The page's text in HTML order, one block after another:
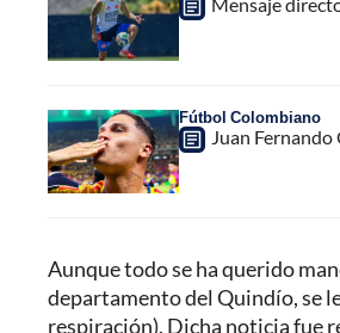
Fútbol Colombiano
Juan
Aunque todo se ha querido
departamento del Quindío, se
respiración). Dicha noticia fue